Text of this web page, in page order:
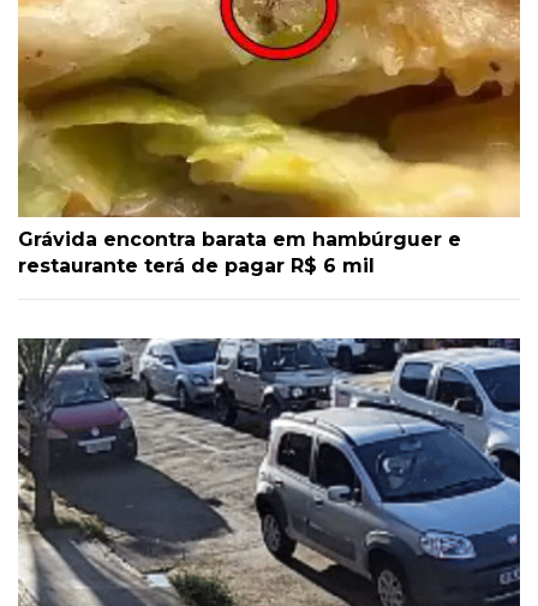
Grávida encontra barata em hambúrguer e
restaurante terá de pagar R$ 6 mil